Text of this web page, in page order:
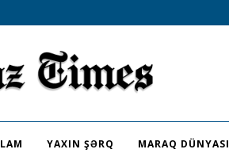
YAXIN ŞƏRQ MARAQ DÜNYASI